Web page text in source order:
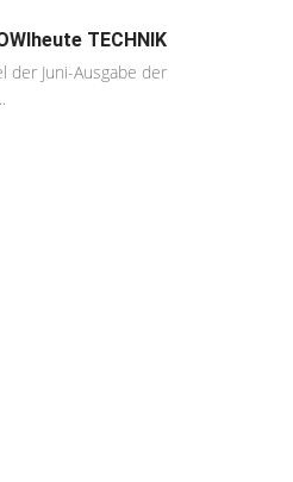
TECHNIK
der Juni-Ausgabe der